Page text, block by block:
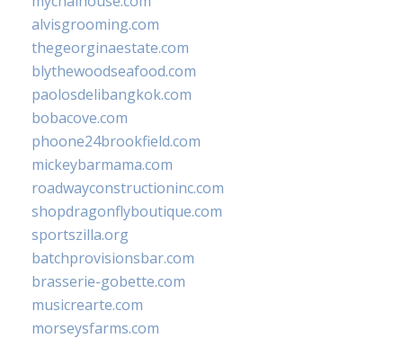
alvisgrooming.com
thegeorginaestate.com
blythewoodseafood.com
paolosdelibangkok.com
bobacove.com
phoone24brookfield.com
mickeybarmama.com
roadwayconstructioninc.com
shopdragonflyboutique.com
sportszilla.org
batchprovisionsbar.com
brasserie-gobette.com
musicrearte.com
morseysfarms.com